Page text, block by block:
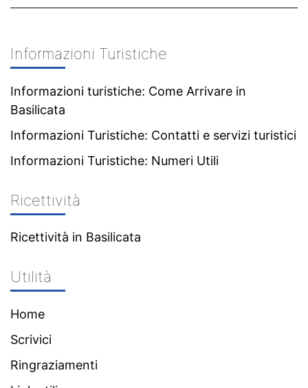
Informazioni Turistiche
Informazioni turistiche: Come Arrivare in
Basilicata
Informazioni Turistiche: Contatti e servizi turistici
Informazioni Turistiche: Numeri Utili
Ricettività
Ricettività in Basilicata
Utilità
Home
Scrivici
Ringraziamenti